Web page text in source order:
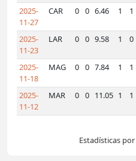
2025-
11-27
CAR 0 0 6.46 1 1
2025-
11-23
LAR 0 0 9.58 1 0
2025-
11-18
MAG 0 0 7.84 1 1
2025-
11-12
MAR 0 0 11.05 1 1
Estadísticas por